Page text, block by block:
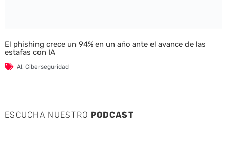
El phishing crece un 94% en un año ante el avance de las
estafas con IA
AI, Ciberseguridad
ESCUCHA NUESTRO PODCAST